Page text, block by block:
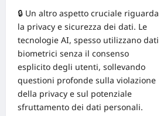
🔒 Un altro aspetto cruciale riguarda
la privacy e sicurezza dei dati. Le
tecnologie AI, spesso utilizzano dati
biometrici senza il consenso
esplicito degli utenti, sollevando
questioni profonde sulla violazione
della privacy e sul potenziale
sfruttamento dei dati personali.